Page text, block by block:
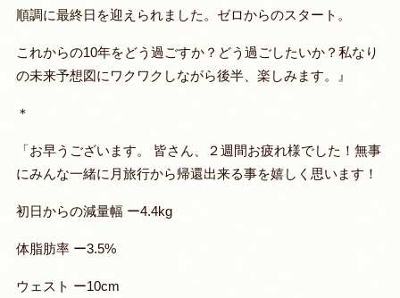
順調に最終日を迎えられました。ゼロからのスタート。
これからの10年をどう過ごすか？どう過ごしたいか？私なり
の未来予想図にワクワクしながら後半、楽しみます。』
＊
「お早うございます。 皆さん、２週間お疲れ様でした！無事
にみんな一緒に月旅行から帰還出来る事を嬉しく思います！
初日からの減量幅 ー4.4kg
体脂肪率 ー3.5%
ウェスト ー10cm